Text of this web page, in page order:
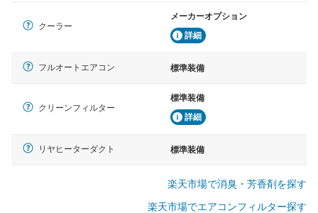
クーラー
メーカーオプション
詳細
フルオートエアコン 標準装備
クリーンフィルター
標準装備
詳細
リヤヒーターダクト 標準装備
楽天市場で消臭・芳香剤を探す
楽天市場でエアコンフィルター探す